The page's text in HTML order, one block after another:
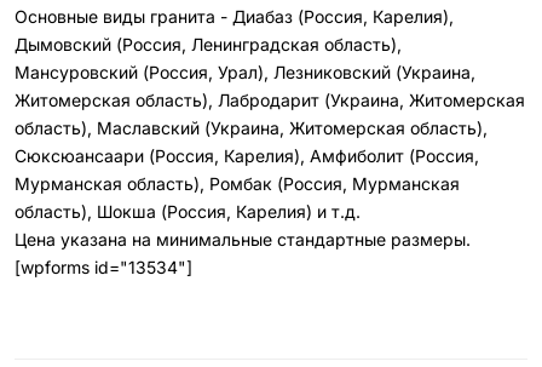
Основные виды гранита - Диабаз (Россия, Карелия),
Дымовский (Россия, Ленинградская область),
Мансуровский (Россия, Урал), Лезниковский (Украина,
Житомерская область), Лабродарит (Украина, Житомерская
область), Маславский (Украина, Житомерская область),
Сюксюансаари (Россия, Карелия), Амфиболит (Россия,
Мурманская область), Ромбак (Россия, Мурманская
область), Шокша (Россия, Карелия) и т.д.
Цена указана на минимальные стандартные размеры.
[wpforms id="13534"]